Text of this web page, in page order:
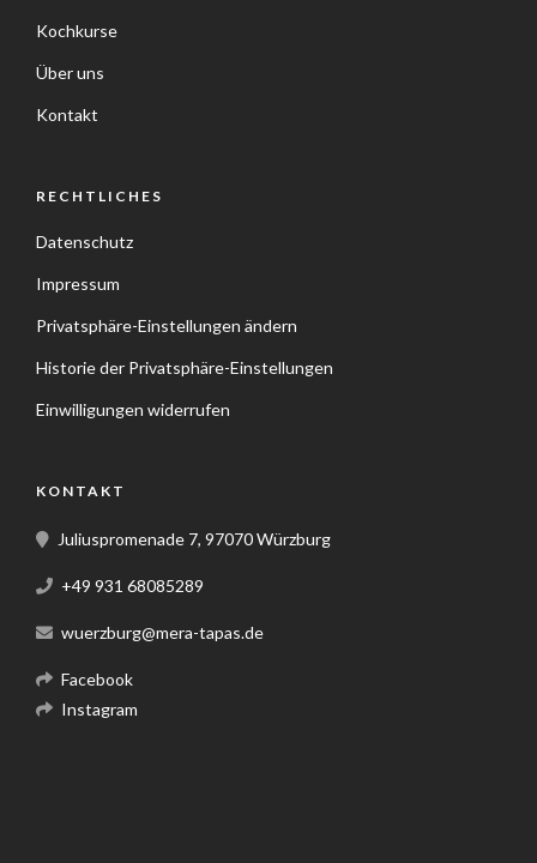
Kochkurse
Über uns
Kontakt
RECHTLICHES
Datenschutz
Impressum
Privatsphäre-Einstellungen ändern
Historie der Privatsphäre-Einstellungen
Einwilligungen widerrufen
KONTAKT
Juliuspromenade 7, 97070 Würzburg
+49 931 68085289
wuerzburg@mera-tapas.de
Facebook
Instagram